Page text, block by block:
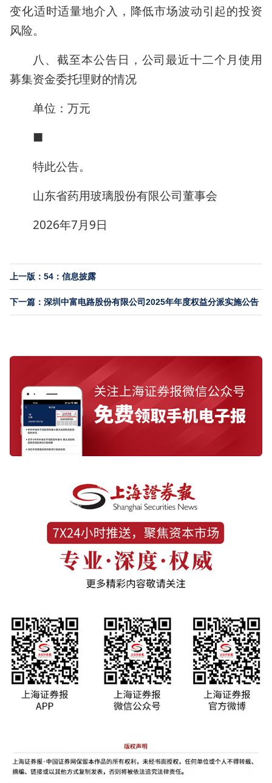
变化适时适量地介入，降低市场波动引起的投资
风险。
八、截至本公告日，公司最近十二个月使用
募集资金委托理财的情况
单位：万元
■
特此公告。
山东省药用玻璃股份有限公司董事会
2026年7月9日
上一版：54：信息披露
下一篇：深圳中富电路股份有限公司2025年年度权益分派实施公告